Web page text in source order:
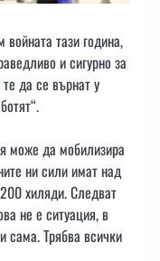
тази година,
и сигурно за
да се върнат у
може да мобилизира
ни сили имат над
хиляди. Следват
не е ситуация, в
сама. Трябва всички